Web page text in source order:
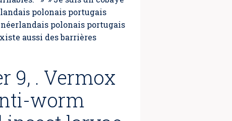
polonais portugais
polonais portugais
aussi des barrières
9, . Vermox
worm